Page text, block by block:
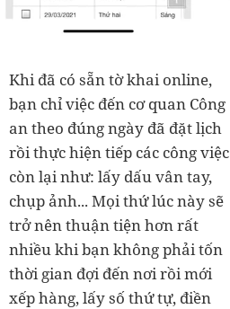
Khi đã có sẵn tờ khai online,
bạn chỉ việc đến cơ quan Công
an theo đúng ngày đã đặt lịch
rồi thực hiện tiếp các công việc
còn lại như: lấy dấu vân tay,
chụp ảnh... Mọi thứ lúc này sẽ
trở nên thuận tiện hơn rất
nhiều khi bạn không phải tốn
thời gian đợi đến nơi rồi mới
xếp hàng, lấy số thứ tự, điền